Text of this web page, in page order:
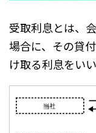
受取利息とは、
場合に、その貸
け取る利息をいい